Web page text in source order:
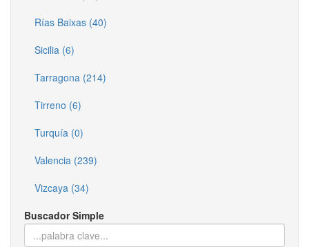
Rías Baixas (40)
Sicilia (6)
Tarragona (214)
Tirreno (6)
Turquía (0)
Valencia (239)
Vizcaya (34)
Buscador Simple